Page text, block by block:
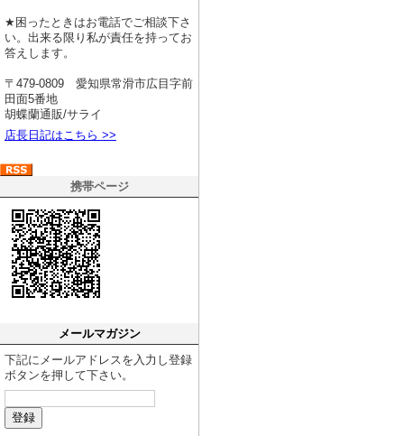
★困ったときはお電話でご相談下さ
い。出来る限り私が責任を持ってお
答えします。
〒479-0809 愛知県常滑市広目字前
田面5番地
胡蝶蘭通販/サライ
店長日記はこちら >>
携帯ページ
メールマガジン
下記にメールアドレスを入力し登録
ボタンを押して下さい。